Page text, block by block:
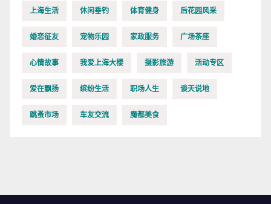
上海生活 休闲垂钓 体育健身 后花园风采
婚恋征友 宠物乐园 家政服务 广场茶座
心情故事 我爱上海大楼 摄影旅游 活动专区
爱在飘扬 缤纷生活 职场人生 谈天说地
跳蚤市场 车友交流 魔都美食